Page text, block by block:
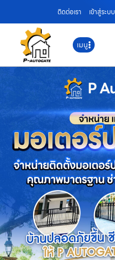
ติดต่อเรา เข้าสู่ระบบ
เมนู